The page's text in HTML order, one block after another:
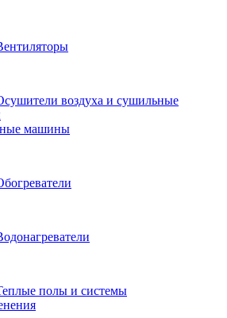
воздуха и сушильные
машины
полы и системы